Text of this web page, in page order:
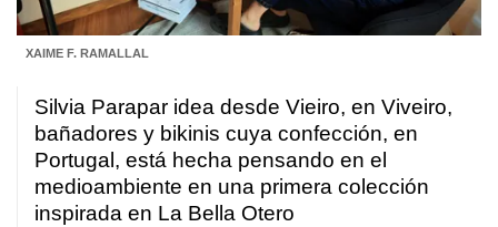
XAIME F. RAMALLAL
Silvia Parapar idea desde Vieiro, en Viveiro,
bañadores y bikinis cuya confección, en
Portugal, está hecha pensando en el
medioambiente en una primera colección
inspirada en La Bella Otero